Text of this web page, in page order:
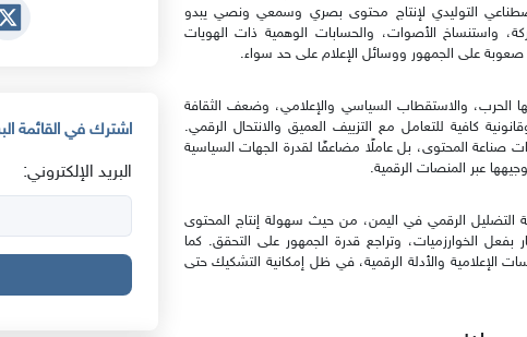
التوليدي لإنتاج محتوى بصري وسمعي ونصي يبدو
واستنساخ الأصوات، والحسابات الوهمية ذات الهويات
صعوبة على الجمهور ووسائل الإعلام على حد سواء.
الحرب، والاستقطاب السياسي والإعلامي، وضعف الثقافة
كافية للتعامل مع التزييف العميق والانتحال الرقمي.
صناعة المحتوى، بل عاملًا مضاعفًا لقدرة الجهات السياسية
عبر المنصات الرقمية.
التضليل الرقمي في اليمن، من حيث سهولة إنتاج المحتوى
بفعل الخوارزميات، وتراجع قدرة الجمهور على التحقق. كما
الإعلامية والأدلة الرقمية، في ظل إمكانية التشكيك حتى
اشترك في القائمة
البريد الإلكتروني: